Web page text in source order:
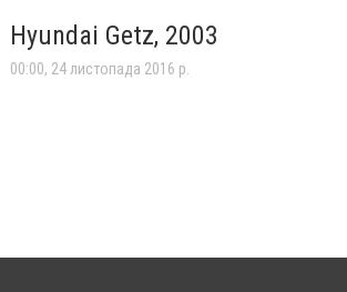
Hyundai Getz, 2003
00:00, 24 листопада 2016 р.